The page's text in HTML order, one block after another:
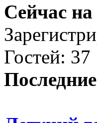
Сейчас на
Гостей: 37